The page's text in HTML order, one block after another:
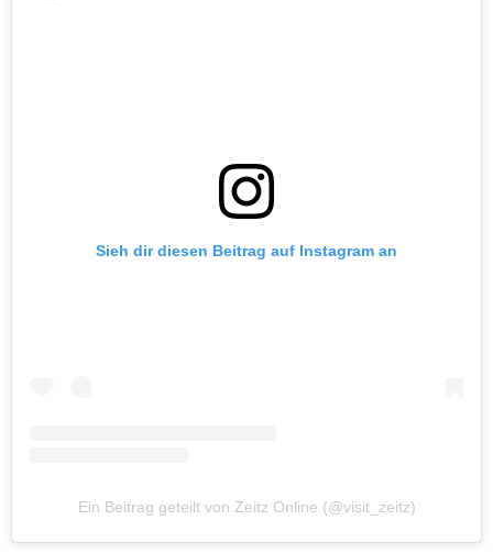
Sieh dir diesen Beitrag auf Instagram an
Ein Beitrag geteilt von Zeitz Online (@visit_zeitz)